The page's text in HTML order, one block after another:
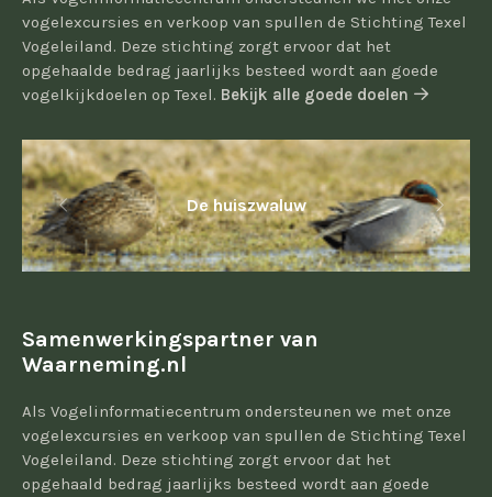
vogelexcursies en verkoop van spullen de Stichting Texel
Vogeleiland. Deze stichting zorgt ervoor dat het
opgehaalde bedrag jaarlijks besteed wordt aan goede
vogelkijkdoelen op Texel. Bekijk alle goede doelen
De huiszwaluw
Samenwerkingspartner van
Waarneming.nl
Als Vogelinformatiecentrum ondersteunen we met onze
vogelexcursies en verkoop van spullen de Stichting Texel
Vogeleiland. Deze stichting zorgt ervoor dat het
opgehaald bedrag jaarlijks besteed wordt aan goede